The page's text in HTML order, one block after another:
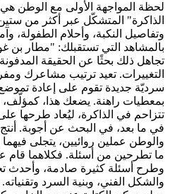
لحظة المواجهة الأولى مع الوطن
الذاكرة" المتشكّل عبر أكثر من
وتفاصيل النكبة، وأحلام الطفولة،
بالمشاهد التي تستقبلك: "مطار بن
تجاهل ذلك بحثًا عن الحقيقة
التغييرات. تعيد ترتيب مشاعرك
سرديّة جديدة تقوم على إعادة تموضع
بمعطيات راهنة. يضعك هذا، كمؤلّف،
تتزاحم في الذاكرة، ليُعاد طرحها
في ما بعد، في البحث عن أجوبة. أنتج
والوطن عملين روائيين، يتجلى
ما تطرحين من أسئلة. فكلاهما قام
وطرح أسئلة كثيرة صادمة، وأحدث
والشكل الفني، وبنية السرد وتقنياته.